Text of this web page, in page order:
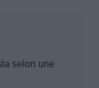
selon une